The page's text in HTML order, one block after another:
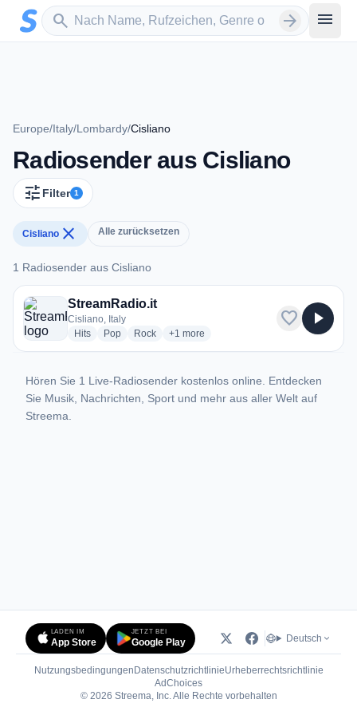
Zum Hauptinhalt springen
search
Sender suchen arrow_forward menu
Europe/Italy/Lombardy/Cisliano
Radiosender aus Cisliano
tune Filter 1
Cisliano close Alle zurücksetzen
1 Radiosender aus Cisliano
1 Radiosender aus Cisliano
StreamRadio.it
Cisliano, Italy
Hitsradio stations
Popradio stations
Rockradio stations
+1 more genres for StreamRadio.it
more
favorite play_arrow
Hören Sie 1 Live-Radiosender kostenlos online. Entdecken
Sie Musik, Nachrichten, Sport und mehr aus aller Welt auf
Streema.
LADEN IM
App Store
JETZT BEI
Google Play Deutsch
Nutzungsbedingungen DatenschutzrichtlinieUrheberrechtsrichtlinie
AdChoices(öffnet in neuem Tab)
© 2026 Streema, Inc. Alle Rechte vorbehalten